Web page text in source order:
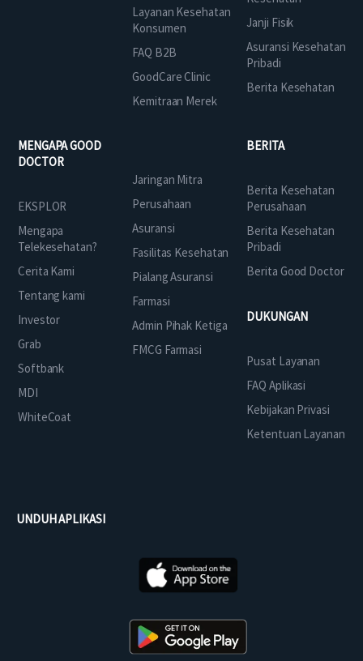
Layanan Kesehatan
Konsumen
FAQ B2B
GoodCare Clinic
Kemitraan Merek
Janji Fisik
Asuransi Kesehatan
Pribadi
Berita Kesehatan
MENGAPA GOOD
DOCTOR
EKSPLOR
Mengapa
Telekesehatan?
Cerita Kami
Tentang kami
Investor
Grab
Softbank
MDI
WhiteCoat
Jaringan Mitra
Perusahaan
Asuransi
Fasilitas Kesehatan
Pialang Asuransi
Farmasi
Admin Pihak Ketiga
FMCG Farmasi
BERITA
Berita Kesehatan
Perusahaan
Berita Kesehatan
Pribadi
Berita Good Doctor
DUKUNGAN
Pusat Layanan
FAQ Aplikasi
Kebijakan Privasi
Ketentuan Layanan
UNDUH APLIKASI